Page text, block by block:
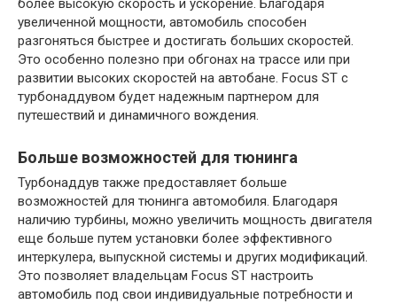
более высокую скорость и ускорение. Благодаря
увеличенной мощности, автомобиль способен
разгоняться быстрее и достигать больших скоростей.
Это особенно полезно при обгонах на трассе или при
развитии высоких скоростей на автобане. Focus ST с
турбонаддувом будет надежным партнером для
путешествий и динамичного вождения.
Больше возможностей для тюнинга
Турбонаддув также предоставляет больше
возможностей для тюнинга автомобиля. Благодаря
наличию турбины, можно увеличить мощность двигателя
еще больше путем установки более эффективного
интеркулера, выпускной системы и других модификаций.
Это позволяет владельцам Focus ST настроить
автомобиль под свои индивидуальные потребности и